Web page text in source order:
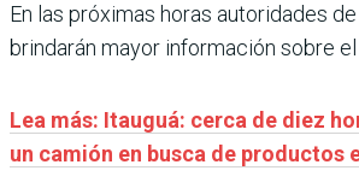
En las próximas horas autoridades de
brindarán mayor información sobre
Lea más: Itauguá: cerca de diez
un camión en busca de productos